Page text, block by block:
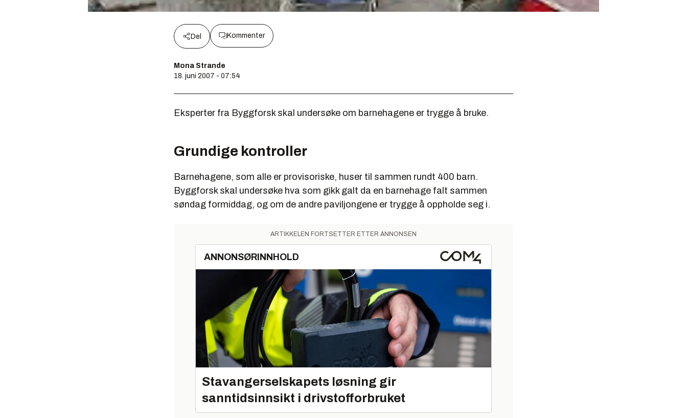
Del Kommenter
Mona Strande
18. juni 2007 - 07:54
Eksperter fra Byggforsk skal undersøke om barnehagene er trygge å bruke.
Grundige kontroller
Barnehagene, som alle er provisoriske, huser til sammen rundt 400 barn.
Byggforsk skal undersøke hva som gikk galt da en barnehage falt sammen
søndag formiddag, og om de andre paviljongene er trygge å oppholde seg i.
ARTIKKELEN FORTSETTER ETTER ANNONSEN
ANNONSØRINNHOLD
Stavangerselskapets løsning gir
sanntidsinnsikt i drivstofforbruket